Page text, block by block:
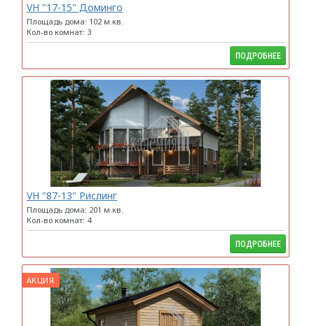
VH "17-15" Доминго
Площадь дома: 102 м.кв.
Кол-во комнат: 3
ПОДРОБНЕЕ
VH "87-13" Рислинг
Площадь дома: 201 м.кв.
Кол-во комнат: 4
ПОДРОБНЕЕ
АКЦИЯ